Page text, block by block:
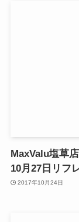
MaxValu塩草
10月27日リフ
2017年10月24日